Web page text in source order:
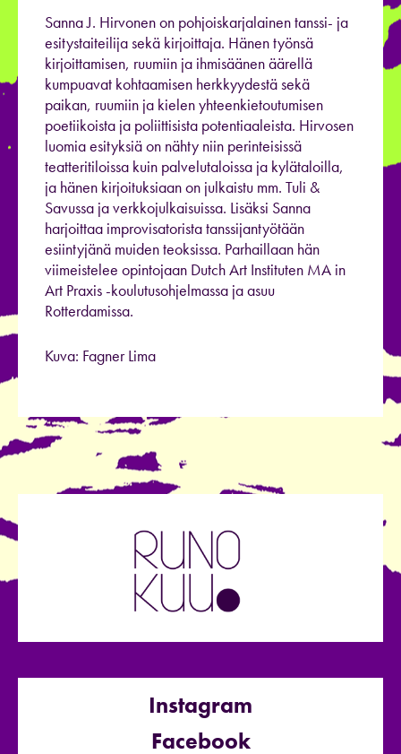
Sanna J. Hirvonen on pohjoiskarjalainen tanssi- ja
esitystaiteilija sekä kirjoittaja. Hänen työnsä
kirjoittamisen, ruumiin ja ihmisäänen äärellä
kumpuavat kohtaamisen herkkyydestä sekä
paikan, ruumiin ja kielen yhteenkietoutumisen
poetiikoista ja poliittisista potentiaaleista. Hirvosen
luomia esityksiä on nähty niin perinteisissä
teatteritiloissa kuin palvelutaloissa ja kylätaloilla,
ja hänen kirjoituksiaan on julkaistu mm. Tuli &
Savussa ja verkkojulkaisuissa. Lisäksi Sanna
harjoittaa improvisatorista tanssijantyötään
esiintyjänä muiden teoksissa. Parhaillaan hän
viimeistelee opintojaan Dutch Art Instituten MA in
Art Praxis -koulutusohjelmassa ja asuu
Rotterdamissa.
Kuva: Fagner Lima
Instagram
Facebook